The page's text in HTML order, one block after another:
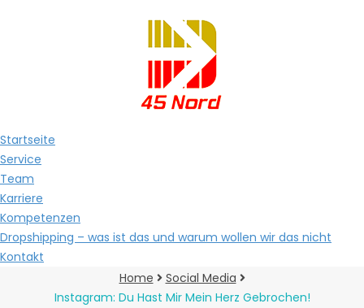
Startseite
Service
Team
Karriere
Kompetenzen
Dropshipping – was ist das und warum wollen wir das nicht
Kontakt
Home
Social Media
Instagram: Du Hast Mir Mein Herz Gebrochen!